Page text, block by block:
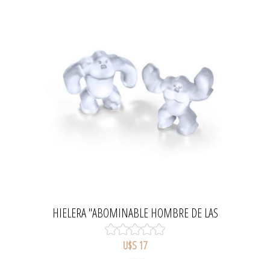
HIELERA "ABOMINABLE HOMBRE DE LAS
NIEVES"
U$S 17